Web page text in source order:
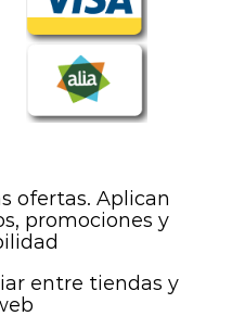
ofertas. Aplican
promociones y
entre tiendas y